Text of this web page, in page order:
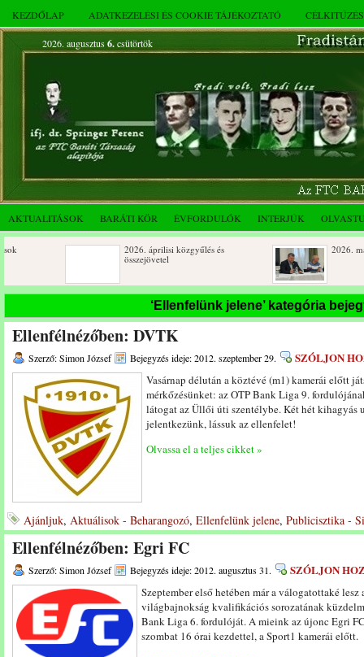
KEZDŐLAP ADATKEZELÉSI ÉS COOKIE TÁJÉKOZTATÓ
2026. augusztus 6.csütörtök
AKTUALITÁSOK BARÁTI KÖR ÉVFORDULÓK INTERJÚK
2026. áprilisi közgyűlés és
összejövetel
2026. márciusi
Születésnapi koszorúzások
Rendkívüli
novemberi
Az FTC Baráti Kör 2025. októberi
összejövetel
‘Ellenfelünk jelene’ kategória
Ellenfélnézőben: DVTK
Szerző: Simon József Bejegyzés ideje: 2012. szeptember 29. SZÓLJON
Vasárnap délután a köztévé (m1) kamerái előtt
mérkőzésünket: az OTP Bank Liga 9.
látogat az Üllői úti szentélybe. Két hét kihagyás
jelentkezünk, lássuk az ellenfelet!
Olvassa el a teljes cikket »
Ajánljuk, Aktuálisok - Beharangozó, Ellenfelünk jelene, Publicisztika -
Ellenfélnézőben: Egri FC
Szerző: Simon József Bejegyzés ideje: 2012. augusztus 31. SZÓLJON
Szeptember első hetében már a válogatottaké
világbajnokság kvalifikációs sorozatának
Bank Liga 6. fordulóját. A mieink az újonc Egri
szombat 16 órai kezdettel, a Sport1 kamerái előtt.